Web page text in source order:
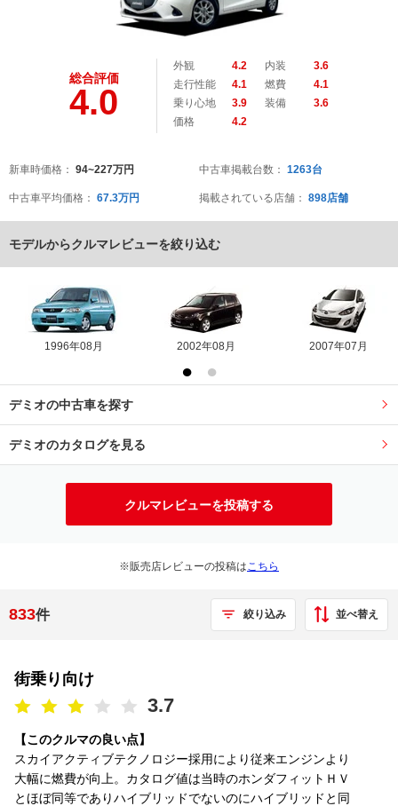
総合評価
4.0
外観 4.2 内装
3.6
走行性能
4.1 燃費
4.1
乗り心地
3.9 装備
3.6
価格
4.2
新車時価格： 94~227万円
中古車平均価格： 67.3万円
中古車掲載台数： 1263台
掲載されている店舗： 898店舗
モデルからクルマレビューを絞り込む
1996年08月 2002年08月 2007年07月
デミオの中古車を探す
デミオのカタログを見る
クルマレビューを投稿する
※販売店レビューの投稿はこちら
833件 絞り込み 並べ替え
街乗り向け
3.7
【このクルマの良い点】
スカイアクティブテクノロジー採用により従来エンジンより
大幅に燃費が向上。カタログ値は当時のホンダフィットＨＶ
とほぼ同等でありハイブリッドでないのにハイブリッドと同